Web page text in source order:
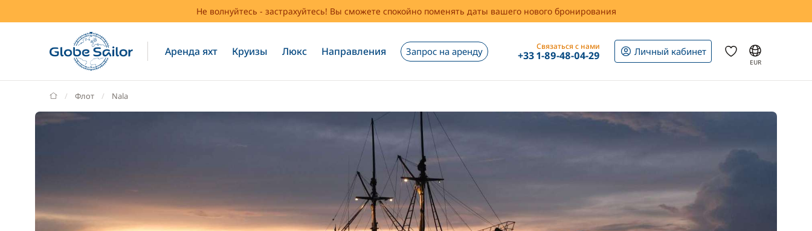
Не волнуйтесь - застрахуйтесь! Вы сможете спокойно поменять даты вашего нового бронирования
Аренда яхт Круизы Люкс Направления Запрос на аренду Связаться с нами
+33 1-89-48-04-29 Личный кабинет
EUR
GlobeSailor
Флот Nala